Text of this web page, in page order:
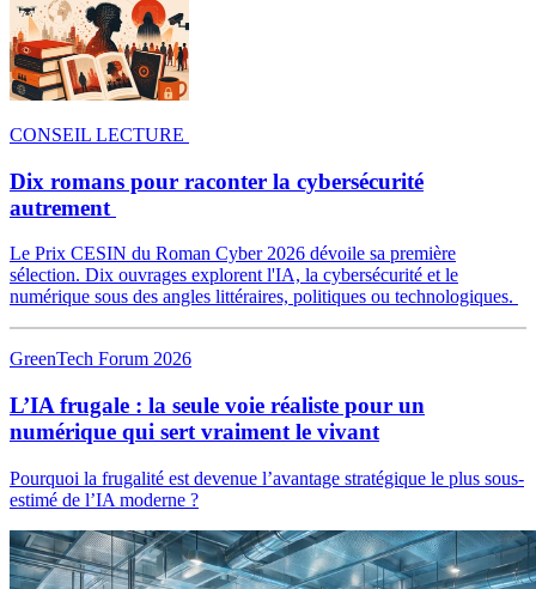
CONSEIL LECTURE
Dix romans pour raconter la cybersécurité
autrement
Le Prix CESIN du Roman Cyber 2026 dévoile sa première
sélection. Dix ouvrages explorent l'IA, la cybersécurité et le
numérique sous des angles littéraires, politiques ou technologiques.
GreenTech Forum 2026
L’IA frugale : la seule voie réaliste pour un
numérique qui sert vraiment le vivant
Pourquoi la frugalité est devenue l’avantage stratégique le plus sous-
estimé de l’IA moderne ?